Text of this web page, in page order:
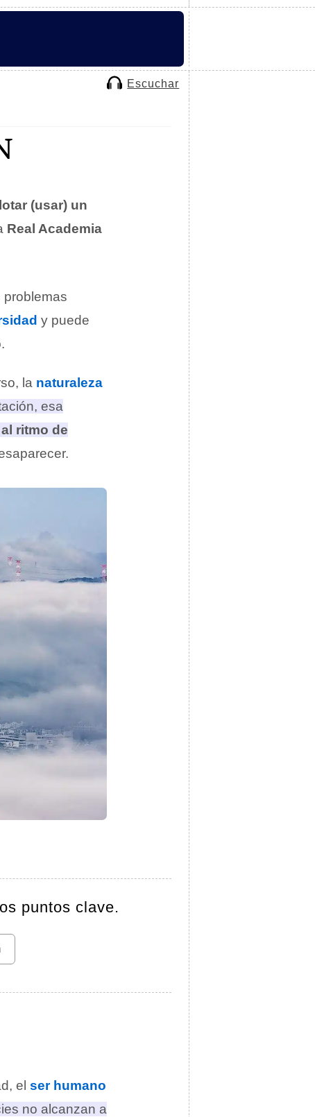
Escuchar
(usar) un
Real Academia
y puede
la naturaleza
esa
ritmo de
.
puntos clave.
el ser humano
no alcanzan a